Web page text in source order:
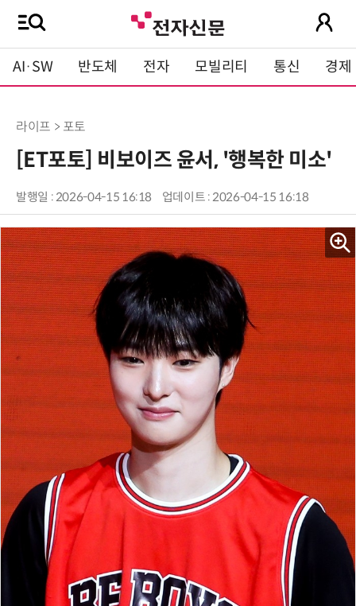
AI·SW 반도체 전자 모빌리티 통신 경제
라이프 > 포토
[ET포토] 비보이즈 윤서, '행복한 미소'
발행일 : 2026-04-15 16:18 업데이트 : 2026-04-15 16:18